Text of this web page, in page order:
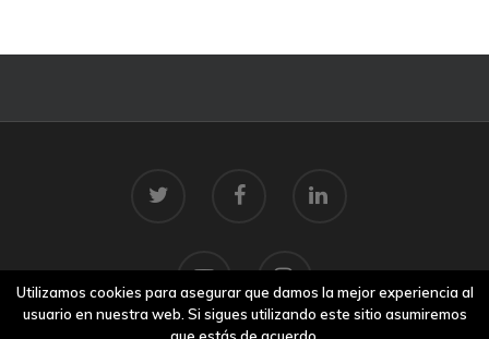
Utilizamos cookies para asegurar que damos la mejor experiencia al
usuario en nuestra web. Si sigues utilizando este sitio asumiremos